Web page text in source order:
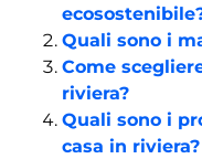
Quali sono i
Come
riviera?
Quali sono i
casa in riviera?